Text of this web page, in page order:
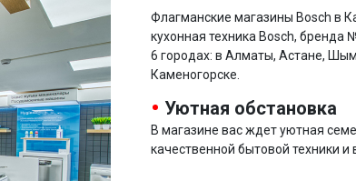
Флагманские магазины Bosch в
кухонная техника Bosch,
6 городах: в Алматы, Астане,
Каменогорске.
Уютная обстановка
В магазине вас ждет уютная
качественной бытовой техники